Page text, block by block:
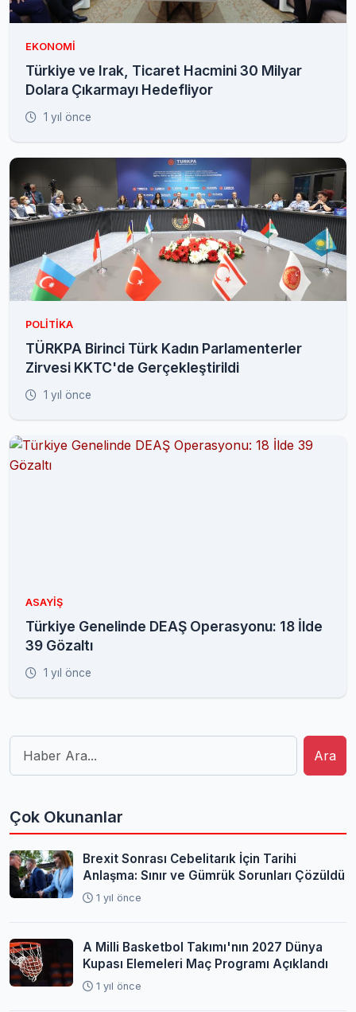
EKONOMI
Türkiye ve Irak, Ticaret Hacmini 30 Milyar
Dolara Çıkarmayı Hedefliyor
1 yıl önce
POLITIKA
TÜRKPA Birinci Türk Kadın Parlamenterler
Zirvesi KKTC'de Gerçekleştirildi
1 yıl önce
ASAYIŞ
Türkiye Genelinde DEAŞ Operasyonu: 18 İlde
39 Gözaltı
1 yıl önce
Ara
Çok Okunanlar
Brexit Sonrası Cebelitarık İçin Tarihi
Anlaşma: Sınır ve Gümrük Sorunları Çözüldü
1 yıl önce
A Milli Basketbol Takımı'nın 2027 Dünya
Kupası Elemeleri Maç Programı Açıklandı
1 yıl önce